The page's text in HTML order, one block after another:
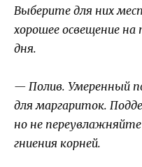
Выберите для них
хорошее освещение
дня.
— Полив. Умеренный
для маргариток.
но не
гниения корней.